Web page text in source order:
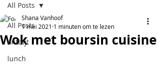
All Posts
ontbijt
lunch
All Posts
Wok met boursin cuisine
Shana Vanhoof
1 mei 2021 1 minuten om te lezen